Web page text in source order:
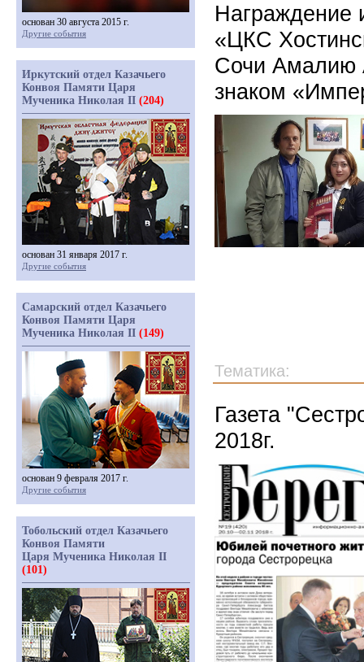
Награждение
«ЦКС
Сочи Амалию
знаком
Тематика:
Газета
2018г.
основан 30 августа 2015 г.
Другие события
Иркутский отдел Казачьего
Конвоя Памяти Царя
Мученика Николая II (204)
основан 31 января 2017 г.
Другие события
Самарский отдел Казачьего
Конвоя Памяти Царя
Мученика Николая II (149)
основан 9 февраля 2017 г.
Другие события
Тобольский отдел Казачьего
Конвоя Памяти
Царя Мученика Николая II
(101)